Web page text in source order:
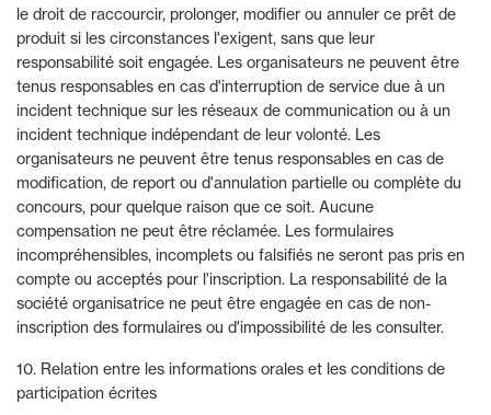
le droit de raccourcir, prolonger, modifier ou annuler ce prêt de
produit si les circonstances l'exigent, sans que leur
responsabilité soit engagée. Les organisateurs ne peuvent être
tenus responsables en cas d'interruption de service due à un
incident technique sur les réseaux de communication ou à un
incident technique indépendant de leur volonté. Les
organisateurs ne peuvent être tenus responsables en cas de
modification, de report ou d'annulation partielle ou complète du
concours, pour quelque raison que ce soit. Aucune
compensation ne peut être réclamée. Les formulaires
incompréhensibles, incomplets ou falsifiés ne seront pas pris en
compte ou acceptés pour l'inscription. La responsabilité de la
société organisatrice ne peut être engagée en cas de non-
inscription des formulaires ou d'impossibilité de les consulter.
10. Relation entre les informations orales et les conditions de
participation écrites